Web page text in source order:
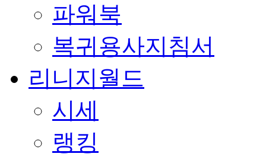
파워북
복귀용사지침서
리니지월드
시세
랭킹